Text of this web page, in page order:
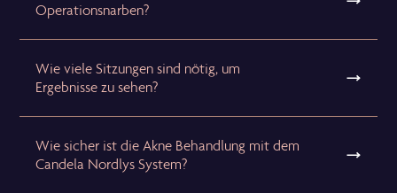
Operationsnarben?
Wie viele Sitzungen sind nötig, um
Ergebnisse zu sehen?
Wie sicher ist die Akne Behandlung mit dem
Candela Nordlys System?